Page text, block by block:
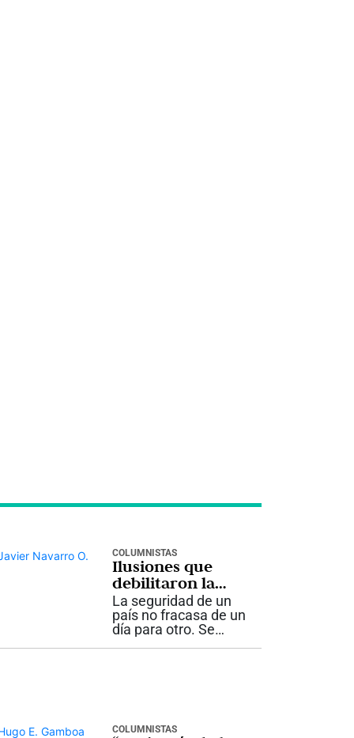
COLUMNISTAS
Ilusiones que
debilitaron la
seguridad
La seguridad de un
país no fracasa de un
día para otro. Se
deteriora lentamente,
a depender de ideas
COLUMNISTAS